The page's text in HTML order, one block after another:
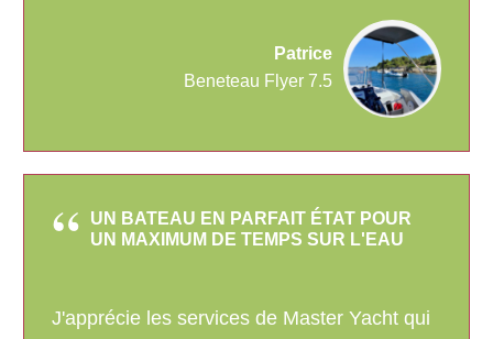
Patrice
Beneteau Flyer 7.5
UN BATEAU EN PARFAIT ÉTAT POUR
UN MAXIMUM DE TEMPS SUR L'EAU
J'apprécie les services de Master Yacht qui